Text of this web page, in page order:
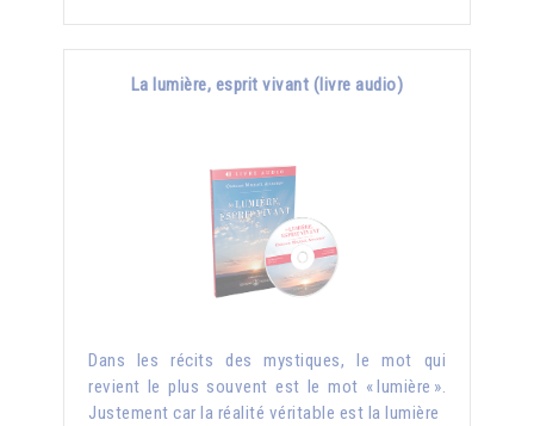
La lumière, esprit vivant (livre audio)
Dans les récits des mystiques, le mot qui
revient le plus souvent est le mot « lumière ».
Justement car la réalité véritable est la lumière